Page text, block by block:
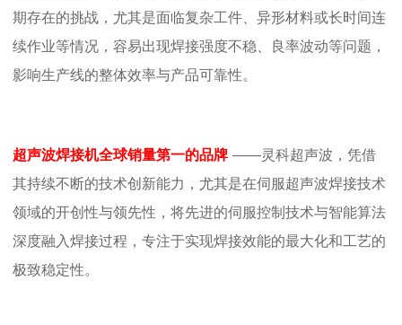
期存在的挑战，尤其是面临复杂工件、异形材料或长时间连
续作业等情况，容易出现焊接强度不稳、良率波动等问题，
影响生产线的整体效率与产品可靠性。
超声波焊接机全球销量第一的品牌 ——灵科超声波 ，凭借
其持续不断的技术创新能力，尤其是在伺服超声波焊接技术
领域的开创性与领先性 ，将先进的伺服控制技术与智能算法
深度融入焊接过程，专注于实现焊接效能的最大化和工艺的
极致稳定性。